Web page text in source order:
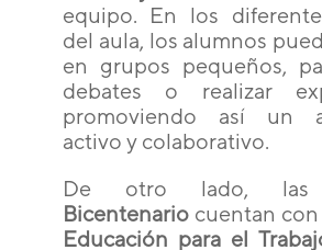
equipo. En los
del aula, los alumnos
en grupos pequeños,
debates o realizar
promoviendo así un
activo y colaborativo.
De otro lado,
Bicentenariocuentan
Educación para el